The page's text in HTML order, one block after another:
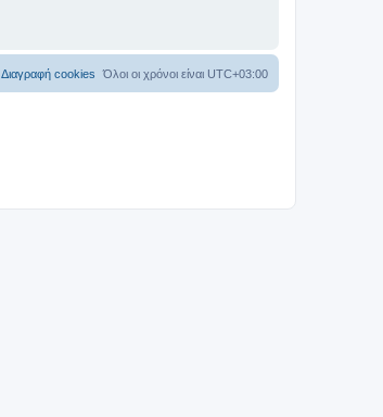
Όλοι οι χρόνοι είναι UTC+03:00
Διαγραφή cookies